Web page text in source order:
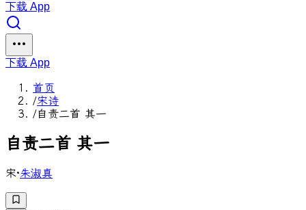
下载 App
下载 App
首页
/宋诗
/自责二首 其一
自责二首 其一
宋·朱淑真